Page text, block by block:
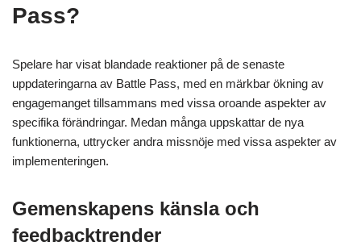
Pass?
Spelare har visat blandade reaktioner på de senaste
uppdateringarna av Battle Pass, med en märkbar ökning av
engagemanget tillsammans med vissa oroande aspekter av
specifika förändringar. Medan många uppskattar de nya
funktionerna, uttrycker andra missnöje med vissa aspekter av
implementeringen.
Gemenskapens känsla och
feedbacktrender